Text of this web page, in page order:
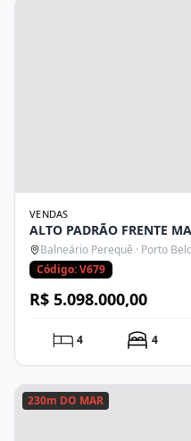
VENDAS
ALTO PADRÃO FRENTE
Balneário Perequê · Porto
Código: V679
R$ 5.098.000,00
4 4
230m DO MAR